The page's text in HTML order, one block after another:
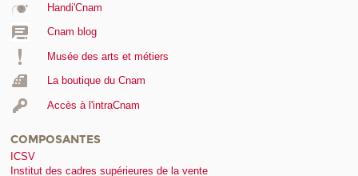
Handi'Cnam
Cnam blog
Musée des arts et métiers
La boutique du Cnam
Accès à l'intraCnam
COMPOSANTES
ICSV
Institut des cadres supérieures de la vente